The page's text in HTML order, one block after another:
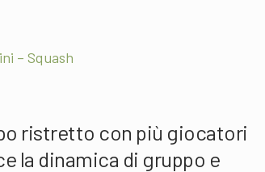
– Squash
ristretto con più giocatori
la dinamica di gruppo e